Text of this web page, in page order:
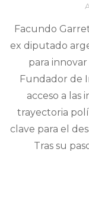
Facundo
ex diputado
para
Fundador de
acceso a las
trayectoria
clave para el
Tras su